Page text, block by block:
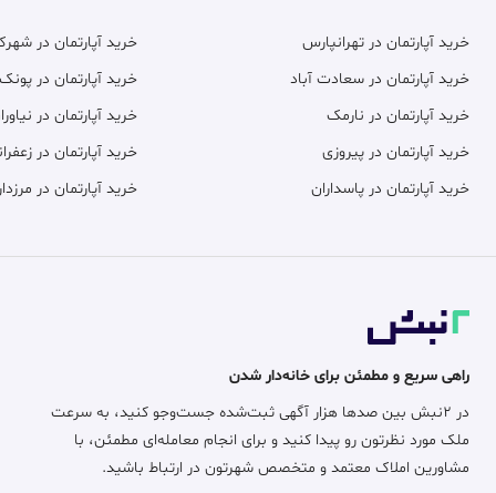
خرید آپارتمان در تهرانپارس
خرید آپارتمان در سعادت آباد
خرید آپارتمان در نارمک
خرید آپارتمان در پیروزی
خرید آپارتمان در پاسداران
خرید آپارتمان در
خرید آپارتمان در
خرید آپارتمان در
خرید آپارتمان در
خرید آپارتمان در
راهی سریع و مطمئن برای خانه‌دار شدن
در ۲نبش بین صدها هزار آگهی ثبت‌شده جست‌وجو کنید، به سرعت
ملک مورد نظرتون رو پیدا کنید و برای انجام معامله‌ای مطمئن، با
مشاورین املاک معتمد و متخصص شهرتون در ارتباط باشید.